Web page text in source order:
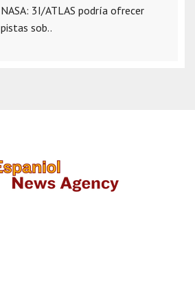
NASA: 3I/ATLAS podría ofrecer
pistas sob..